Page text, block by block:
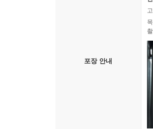
포장 안내